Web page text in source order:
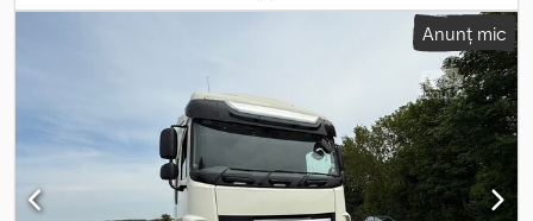
culoare:alb, tip de angrenaj:automat, clasă de emisii:Euro 6, An
ABS, EBS (Sistem de frânare
electronic), aer condiționat, controlul tracțiunii, frigider, pilot
automat de viteză, retarder, spoiler
Crodpfxoxuinws Acfef - Intarder - Încălzire
Anunț mic